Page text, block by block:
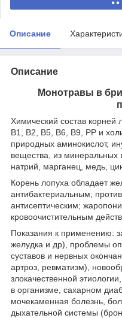
Описание
Описание
Монотравы в
Химический состав корней
В1, В2, В5, В6, В9, РР и
природных аминокислот,
вещества, из минеральных
натрий, марганец, медь,
Корень лопуха обладает
антибактериальным;
антисептическим;
кровоочистительным
Показания к применению:
желудка и др), проблемы
суставов и нервных
артроз, ревматизм),
злокачественной
в организме, сахарном
мочекаменная болезнь,
дыхательной системы